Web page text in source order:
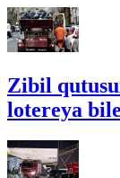
Zibil
lotereya